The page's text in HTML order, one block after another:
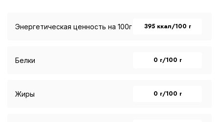
Энергетическая ценность на 100г 395 ккал/100 г
Белки 0 г/100 г
Жиры 0 г/100 г